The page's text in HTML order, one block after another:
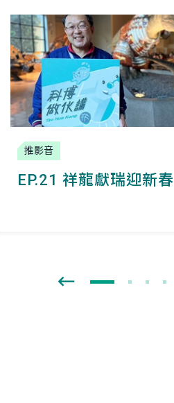
推影音
EP.21 祥龍獻瑞迎新春